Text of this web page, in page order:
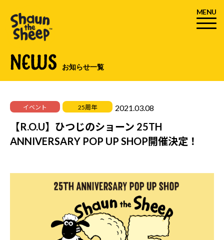
MENU
NEWS お知らせ一覧
イベント 25周年 2021.03.08
【R.O.U】ひつじのショーン 25TH
ANNIVERSARY POP UP SHOP開催決定！